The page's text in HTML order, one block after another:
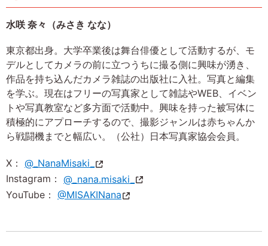
水咲 奈々（みさき なな）
東京都出身。大学卒業後は舞台俳優として活動するが、モ
デルとしてカメラの前に立つうちに撮る側に興味が湧き、
作品を持ち込んだカメラ雑誌の出版社に入社。写真と編集
を学ぶ。現在はフリーの写真家として雑誌やWEB、イベン
トや写真教室など多方面で活動中。興味を持った被写体に
積極的にアプローチするので、撮影ジャンルは赤ちゃんか
ら戦闘機までと幅広い。（公社）日本写真家協会会員。
X： @_NanaMisaki_
Instagram： @_nana.misaki_
YouTube： @MISAKINana